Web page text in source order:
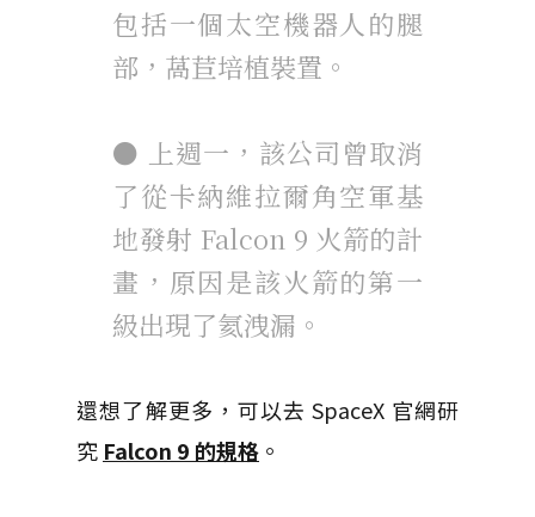
包括一個太空機器人的腿
部，萵苣培植裝置。
● 上週一，該公司曾取消
了從卡納維拉爾角空軍基
地發射 Falcon 9 火箭的計
畫，原因是該火箭的第一
級出現了氦洩漏。
還想了解更多，可以去 SpaceX 官網研
究 Falcon 9 的規格 。